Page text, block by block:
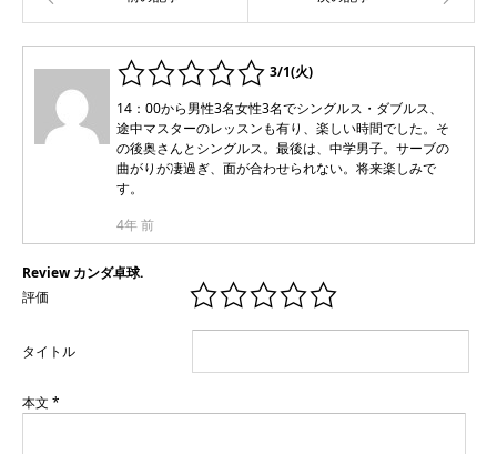
3/1(火)
14：00から男性3名女性3名でシングルス・ダブルス、
途中マスターのレッスンも有り、楽しい時間でした。そ
の後奥さんとシングルス。最後は、中学男子。サーブの
曲がりが凄過ぎ、面が合わせられない。将来楽しみで
す。
4年 前
Review カンダ卓球.
評価
タイトル
本文 *